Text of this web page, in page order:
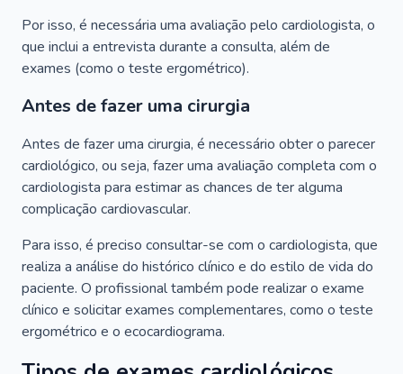
Por isso, é necessária uma avaliação pelo cardiologista, o
que inclui a entrevista durante a consulta, além de
exames (como o teste ergométrico).
Antes de fazer uma cirurgia
Antes de fazer uma cirurgia, é necessário obter o parecer
cardiológico, ou seja, fazer uma avaliação completa com o
cardiologista para estimar as chances de ter alguma
complicação cardiovascular.
Para isso, é preciso consultar-se com o cardiologista, que
realiza a análise do histórico clínico e do estilo de vida do
paciente. O profissional também pode realizar o exame
clínico e solicitar exames complementares, como o teste
ergométrico e o ecocardiograma.